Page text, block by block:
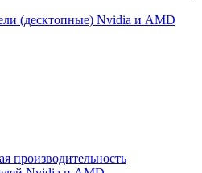
(десктопные) Nvidia и AMD
производительность